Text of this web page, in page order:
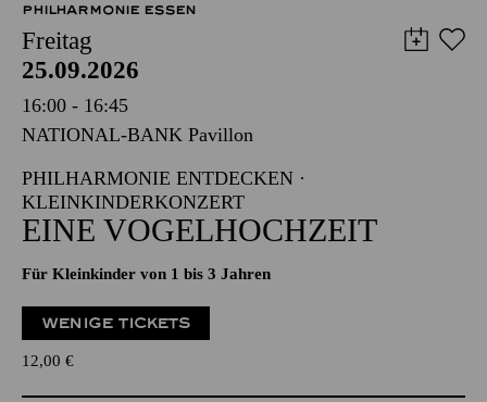
PHILHARMONIE ESSEN
Freitag
25.09.2026
16:00 - 16:45
NATIONAL-BANK Pavillon
PHILHARMONIE ENTDECKEN ·
KLEINKINDERKONZERT
EINE VOGELHOCHZEIT
Für Kleinkinder von 1 bis 3 Jahren
WENIGE TICKETS
12,00 €